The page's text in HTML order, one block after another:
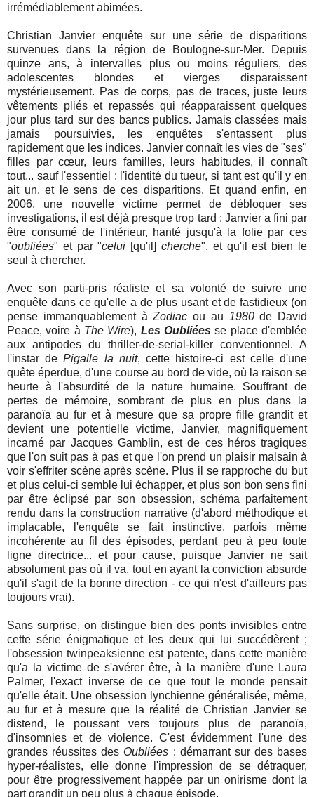
irrémédiablement abimées.
Christian Janvier enquête sur une série de disparitions
survenues dans la région de Boulogne-sur-Mer. Depuis
quinze ans, à intervalles plus ou moins réguliers, des
adolescentes blondes et vierges disparaissent
mystérieusement. Pas de corps, pas de traces, juste leurs
vêtements pliés et repassés qui réapparaissent quelques
jour plus tard sur des bancs publics. Jamais classées mais
jamais poursuivies, les enquêtes s'entassent plus
rapidement que les indices. Janvier connaît les vies de "ses"
filles par cœur, leurs familles, leurs habitudes, il connaît
tout... sauf l'essentiel : l'identité du tueur, si tant est qu'il y en
ait un, et le sens de ces disparitions. Et quand enfin, en
2006, une nouvelle victime permet de débloquer ses
investigations, il est déjà presque trop tard : Janvier a fini par
être consumé de l'intérieur, hanté jusqu'à la folie par ces
"oubliées" et par "celui [qu'il] cherche", et qu'il est bien le
seul à chercher.
Avec son parti-pris réaliste et sa volonté de suivre une
enquête dans ce qu'elle a de plus usant et de fastidieux (on
pense immanquablement àZodiac ou au 1980de David
Peace, voire à The Wire), Les Oubliées se place d'emblée
aux antipodes du thriller-de-serial-killer conventionnel. A
l'instar dePigalle la nuit, cette histoire-ci est celle d'une
quête éperdue, d'une course au bord de vide, où la raison se
heurte à l'absurdité de la nature humaine. Souffrant de
pertes de mémoire, sombrant de plus en plus dans la
paranoïa au fur et à mesure que sa propre fille grandit et
devient une potentielle victime, Janvier, magnifiquement
incarné par Jacques Gamblin, est de ces héros tragiques
que l'on suit pas à pas et que l'on prend un plaisir malsain à
voir s'effriter scène après scène. Plus il se rapproche du but
et plus celui-ci semble lui échapper, et plus son bon sens fini
par être éclipsé par son obsession, schéma parfaitement
rendu dans la construction narrative (d'abord méthodique et
implacable, l'enquête se fait instinctive, parfois même
incohérente au fil des épisodes, perdant peu à peu toute
ligne directrice... et pour cause, puisque Janvier ne sait
absolument pas où il va, tout en ayant la conviction absurde
qu'il s'agit de la bonne direction - ce qui n'est d'ailleurs pas
toujours vrai).
Sans surprise, on distingue bien des ponts invisibles entre
cette série énigmatique et les deux qui lui succédèrent ;
l'obsession twinpeaksienne est patente, dans cette manière
qu'a la victime de s'avérer être, à la manière d'une Laura
Palmer, l'exact inverse de ce que tout le monde pensait
qu'elle était. Une obsession lynchienne généralisée, même,
au fur et à mesure que la réalité de Christian Janvier se
distend, le poussant vers toujours plus de paranoïa,
d'insomnies et de violence. C'est évidemment l'une des
grandes réussites des Oubliées : démarrant sur des bases
hyper-réalistes, elle donne l'impression de se détraquer,
pour être progressivement happée par un onirisme dont la
part grandit un peu plus à chaque épisode.